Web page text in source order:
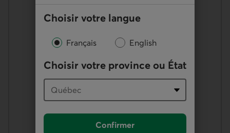
Choisir votre langue
Français English
Choisir votre province ou État
Confirmer